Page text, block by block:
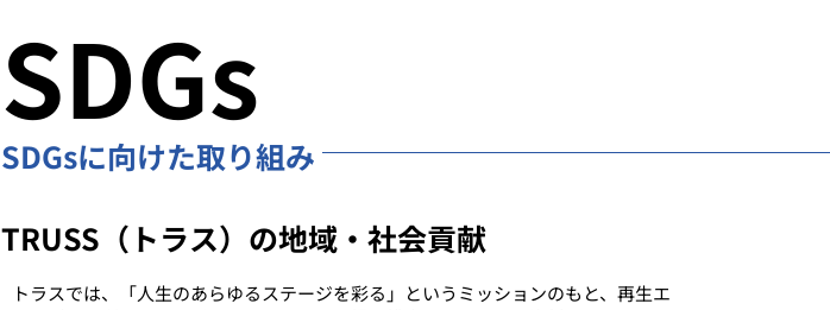
SDGs
SDGsに向けた取り組み
TRUSS（トラス）の地域・社会貢献
トラスでは、「人生のあらゆるステージを彩る」というミッションのもと、再生エ